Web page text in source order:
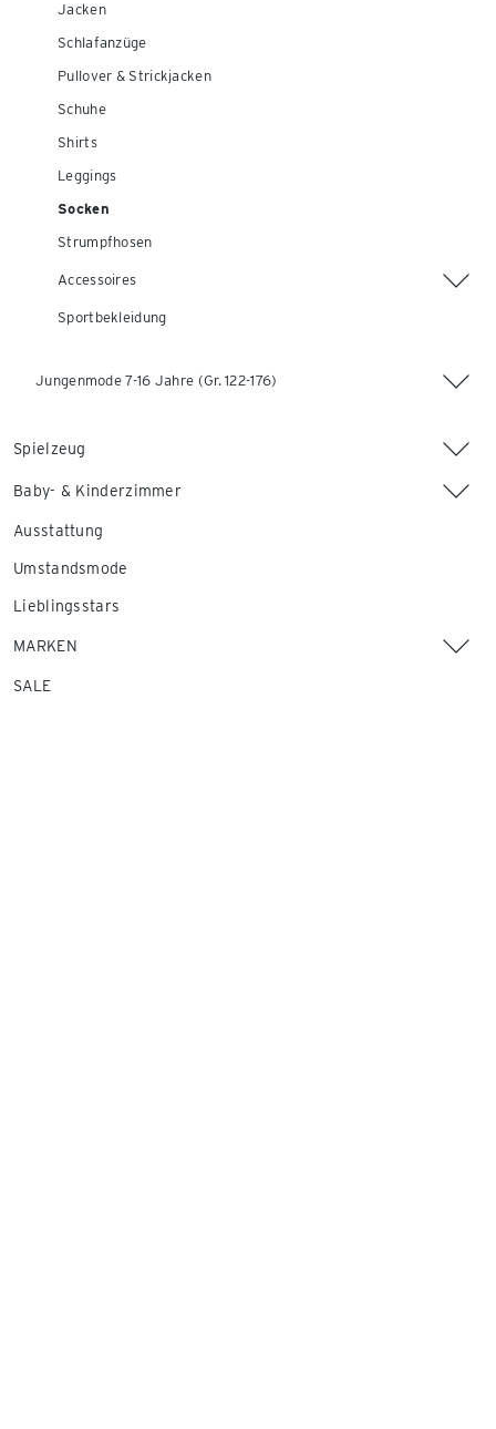
Jacken
Schlafanzüge
Pullover & Strickjacken
Schuhe
Shirts
Leggings
Socken
Strumpfhosen
Accessoires
Sportbekleidung
Jungenmode 7-16 Jahre (Gr. 122-176)
Spielzeug
Baby- & Kinderzimmer
Ausstattung
Umstandsmode
Lieblingsstars
MARKEN
SALE